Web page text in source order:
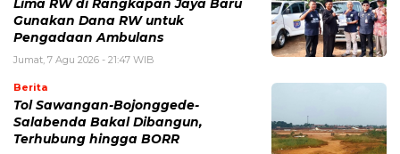
Lima RW di Rangkapan Jaya Baru
Gunakan Dana RW untuk
Pengadaan Ambulans
Jumat, 7 Agu 2026 - 21:47 WIB
Berita
Tol Sawangan-Bojonggede-
Salabenda Bakal Dibangun,
Terhubung hingga BORR